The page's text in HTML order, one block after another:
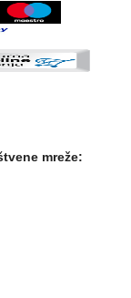
mreže: